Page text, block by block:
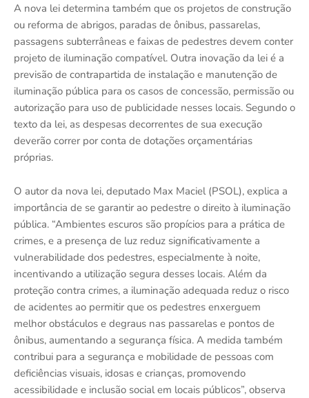
A nova lei determina também que os projetos de construção
ou reforma de abrigos, paradas de ônibus, passarelas,
passagens subterrâneas e faixas de pedestres devem conter
projeto de iluminação compatível. Outra inovação da lei é a
previsão de contrapartida de instalação e manutenção de
iluminação pública para os casos de concessão, permissão ou
autorização para uso de publicidade nesses locais. Segundo o
texto da lei, as despesas decorrentes de sua execução
deverão correr por conta de dotações orçamentárias
próprias.
O autor da nova lei, deputado Max Maciel (PSOL), explica a
importância de se garantir ao pedestre o direito à iluminação
pública. “Ambientes escuros são propícios para a prática de
crimes, e a presença de luz reduz significativamente a
vulnerabilidade dos pedestres, especialmente à noite,
incentivando a utilização segura desses locais. Além da
proteção contra crimes, a iluminação adequada reduz o risco
de acidentes ao permitir que os pedestres enxerguem
melhor obstáculos e degraus nas passarelas e pontos de
ônibus, aumentando a segurança física. A medida também
contribui para a segurança e mobilidade de pessoas com
deficiências visuais, idosas e crianças, promovendo
acessibilidade e inclusão social em locais públicos”, observa